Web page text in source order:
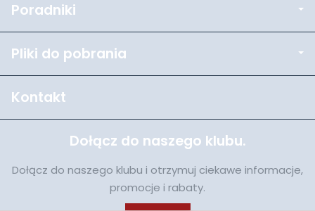
Poradniki
Pliki do pobrania
Kontakt
Dołącz do naszego klubu.
Dołącz do naszego klubu i otrzymuj ciekawe informacje,
promocje i rabaty.